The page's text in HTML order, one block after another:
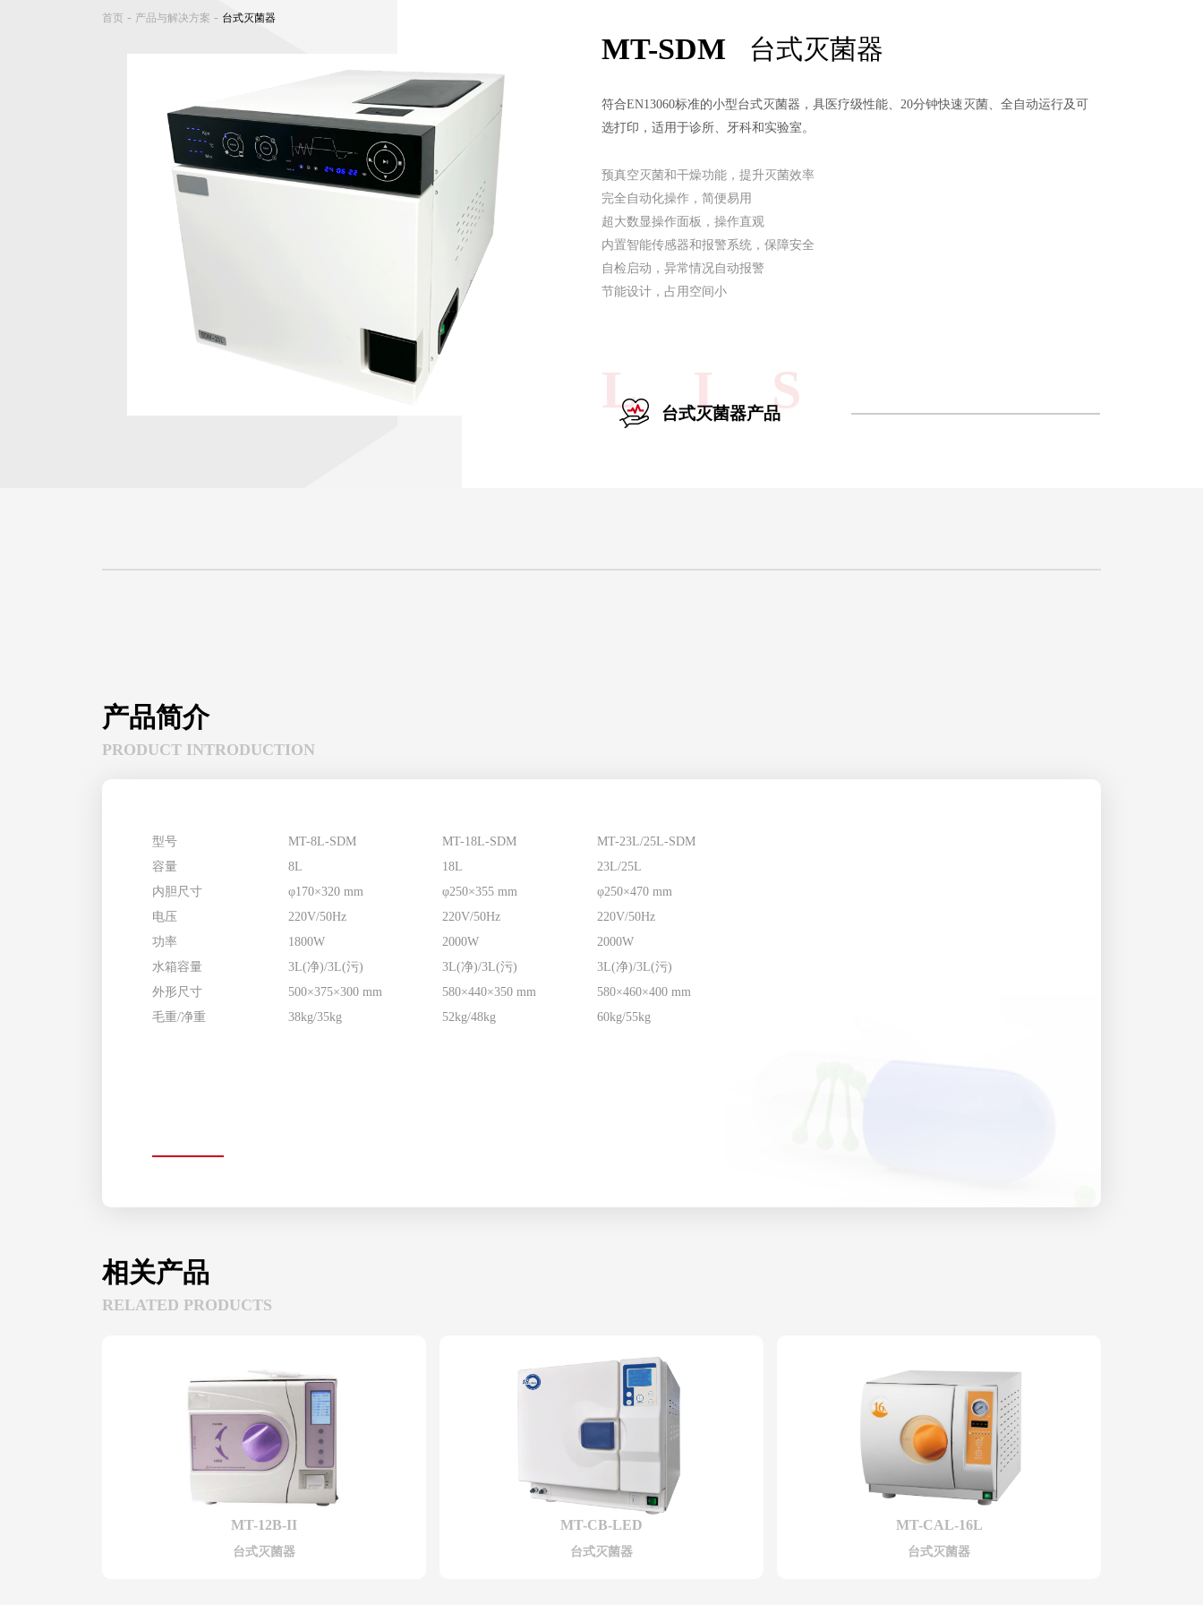
首页 - 产品与解决方案 - 台式灭菌器
MT-SDM 台式灭菌器
符合EN13060标准的小型台式灭菌器，具医疗级性能、20分钟快速灭菌、全自动运行及可
选打印，适用于诊所、牙科和实验室。
预真空灭菌和干燥功能，提升灭菌效率
完全自动化操作，简便易用
超大数显操作面板，操作直观
内置智能传感器和报警系统，保障安全
自检启动，异常情况自动报警
节能设计，占用空间小
台式灭菌器产品
L I S
产品简介
PRODUCT INTRODUCTION
型号 MT-8L-SDM MT-18L-SDM
MT-23L/25L-SDM
容量
8L 18L
23L/25L
内胆尺寸
φ170×320 mm φ250×355 mm
φ250×470 mm
电压
220V/50Hz 220V/50Hz
220V/50Hz
功率
1800W 2000W
2000W
水箱容量
3L(净)/3L(污) 3L(净)/3L(污)
3L(净)/3L(污)
外形尺寸
500×375×300 mm 580×440×350 mm
580×460×400 mm
毛重/净重
38kg/35kg 52kg/48kg 60kg/55kg
相关产品
RELATED PRODUCTS
MT-12B-II
台式灭菌器
MT-CB-LED
台式灭菌器
MT-CAL-16L
台式灭菌器